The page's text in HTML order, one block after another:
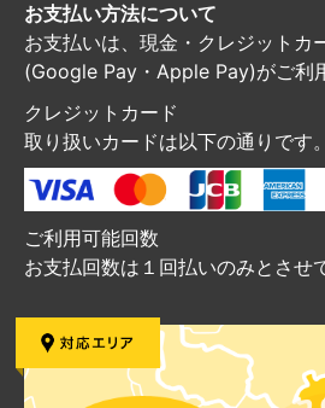
お支払い方法について
お支払いは、現金・クレジットカ
(Google Pay・Apple Pay)がご利
クレジットカード
取り扱いカードは以下の通りです。
ご利用可能回数
お支払回数は１回払いのみとさせ